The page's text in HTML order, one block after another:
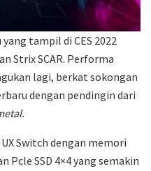
tampil di CES 2022
Strix SCAR. Performa
lagi, berkat sokongan
dengan pendingin dari
Switch dengan memori
Pcle SSD 4×4 yang semakin